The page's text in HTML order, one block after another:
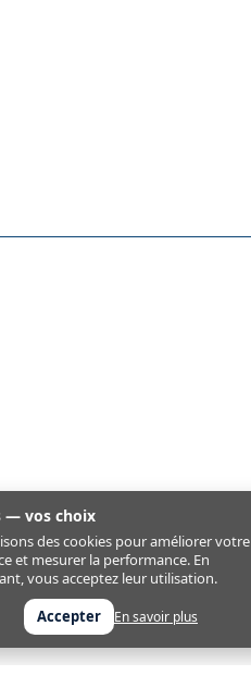
— vos choix
des cookies pour améliorer votre
et mesurer la performance. En
vous acceptez leur utilisation.
Accepter
En savoir plus